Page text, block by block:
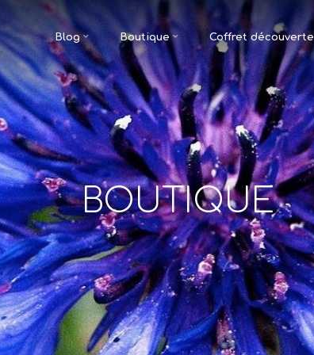
Blog Boutique Coffret découverte
BOUTIQUE